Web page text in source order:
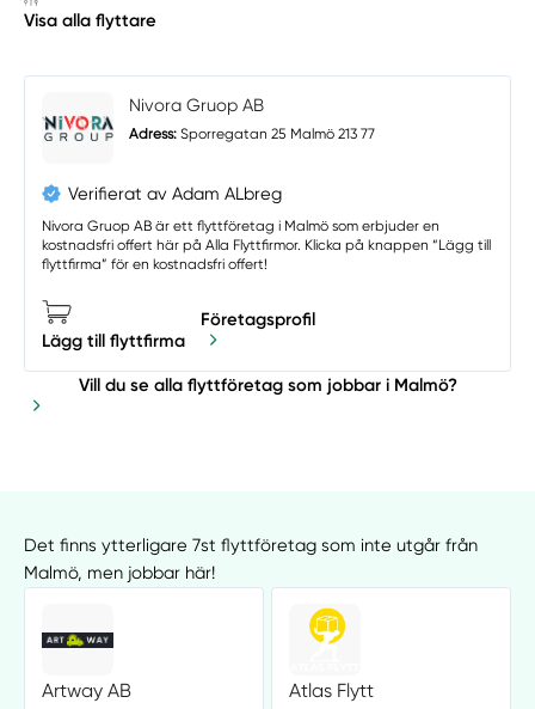
Visa alla flyttare
Nivora Gruop AB
Adress: Sporregatan 25 Malmö 213 77
Verifierat av Adam ALbreg
Nivora Gruop AB är ett flyttföretag i Malmö som erbjuder en
kostnadsfri offert här på Alla Flyttfirmor. Klicka på knappen “Lägg till
flyttfirma” för en kostnadsfri offert!
Lägg till flyttfirma
Företagsprofil
Vill du se alla flyttföretag som jobbar i Malmö?
Det finns ytterligare 7st flyttföretag som inte utgår från
Malmö, men jobbar här!
Artway AB Atlas Flytt